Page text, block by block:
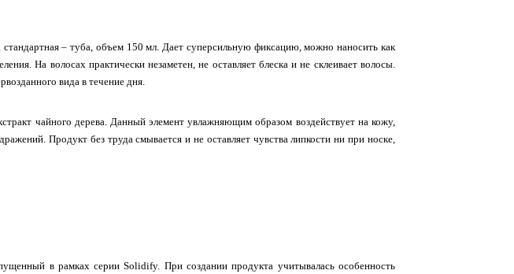
– туба, объем 150 мл. Дает суперсильную фиксацию, можно наносить как
На волосах практически незаметен, не оставляет блеска и не склеивает волосы.
вида в течение дня.
чайного дерева. Данный элемент увлажняющим образом воздействует на кожу,
Продукт без труда смывается и не оставляет чувства липкости ни при носке,
в рамках серии Solidify. При создании продукта учитывалась особенность